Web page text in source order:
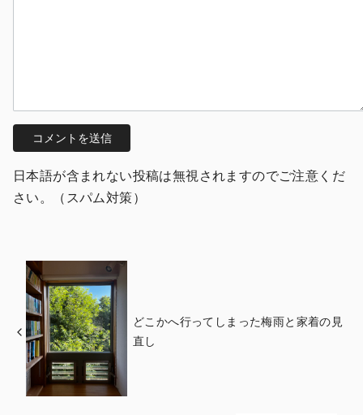
日本語が含まれない投稿は無視されますのでご注意くだ
さい。（スパム対策）
どこかへ行ってしまった梅雨と家着の見
直し